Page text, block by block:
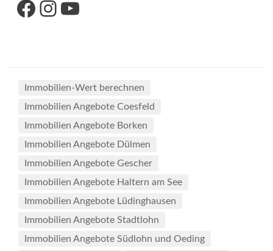
Immobilien-Wert berechnen
Immobilien Angebote Coesfeld
Immobilien Angebote Borken
Immobilien Angebote Dülmen
Immobilien Angebote Gescher
Immobilien Angebote Haltern am See
Immobilien Angebote Lüdinghausen
Immobilien Angebote Stadtlohn
Immobilien Angebote Südlohn und Oeding